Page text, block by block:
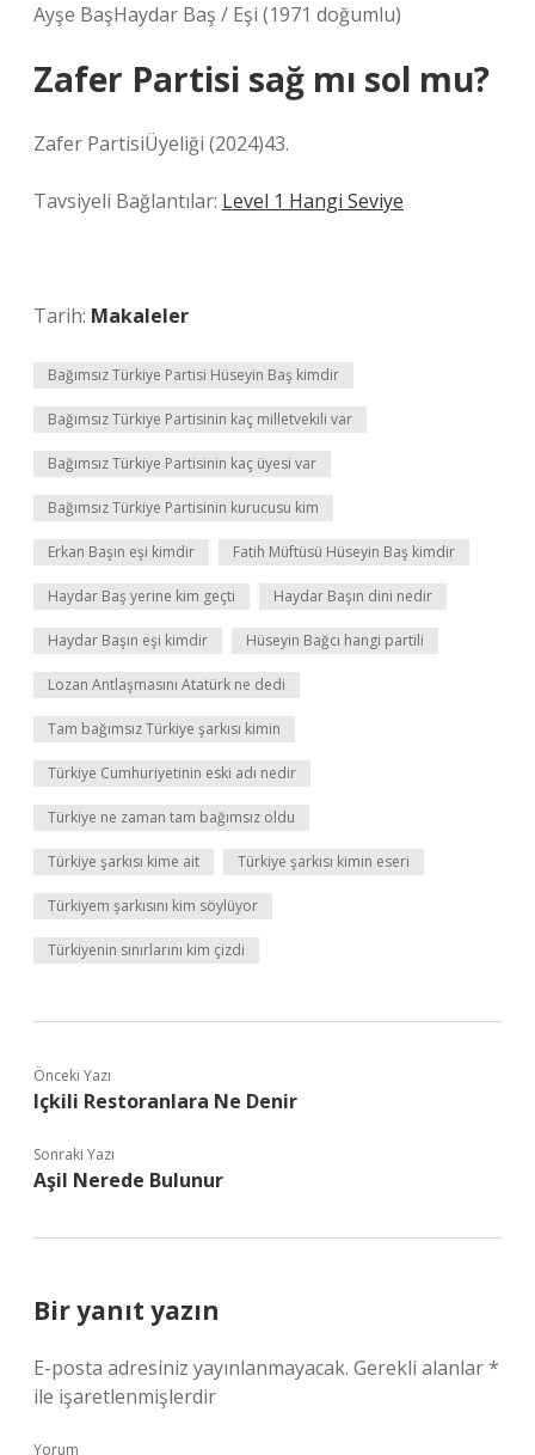
Ayşe BaşHaydar Baş / Eşi (1971 doğumlu)
Zafer Partisi sağ mı sol mu?
Zafer PartisiÜyeliği (2024)43.
Tavsiyeli Bağlantılar: Level 1 Hangi Seviye
Tarih: Makaleler
Bağımsız Türkiye Partisi Hüseyin Baş kimdir
Bağımsız Türkiye Partisinin kaç milletvekili var
Bağımsız Türkiye Partisinin kaç üyesi var
Bağımsız Türkiye Partisinin kurucusu kim
Erkan Başın eşi kimdir Fatih Müftüsü Hüseyin Baş kimdir
Haydar Baş yerine kim geçti Haydar Başın dini nedir
Haydar Başın eşi kimdir Hüseyin Bağcı hangi partili
Lozan Antlaşmasını Atatürk ne dedi
Tam bağımsız Türkiye şarkısı kimin
Türkiye Cumhuriyetinin eski adı nedir
Türkiye ne zaman tam bağımsız oldu
Türkiye şarkısı kime ait Türkiye şarkısı kimin eseri
Türkiyem şarkısını kim söylüyor
Türkiyenin sınırlarını kim çizdi
Önceki Yazı
Içkili Restoranlara Ne Denir
Sonraki Yazı
Aşil Nerede Bulunur
Bir yanıt yazın
E-posta adresiniz yayınlanmayacak. Gerekli alanlar*
ile işaretlenmişlerdir
Yorum